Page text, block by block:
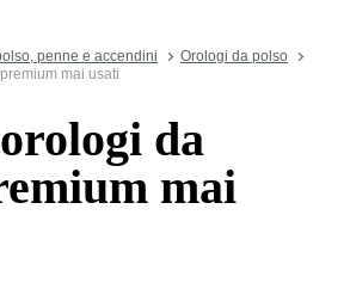
penne e accendini
Orologi da polso
mai usati
da
mai